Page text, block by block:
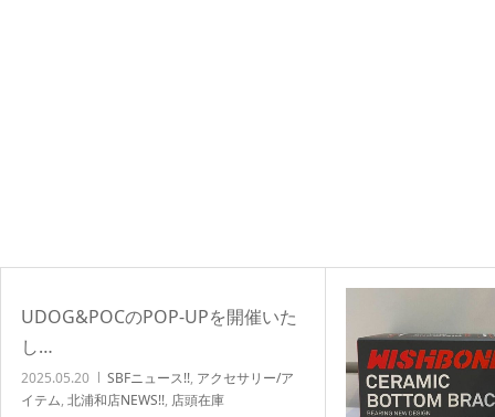
UDOG&POCのPOP-UPを開催いた
し…
2025.05.20 SBFニュース!!, アクセサリー/ア
イテム, 北浦和店NEWS!!, 店頭在庫